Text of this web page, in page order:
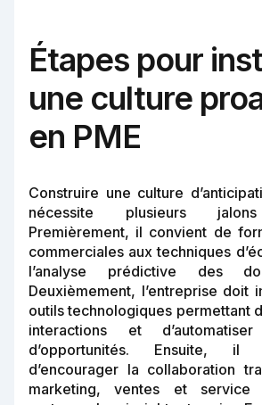
Étapes pour
une culture
en PME
Construire une culture
nécessite plusieurs jalons
Premièrement, il convient de
commerciales aux techniques
l’analyse prédictive des
Deuxièmement, l’entreprise doit
outils technologiques permettant
interactions et
d’opportunités. Ensuite, il
d’encourager la collaboration
marketing, ventes et